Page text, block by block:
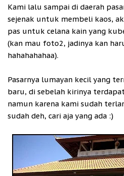
Kami lalu sampai di daerah
sejenak untuk membeli kaos,
pas untuk celana kain yang
(kan mau foto2, jadinya kan
hahahahahaa).
Pasarnya lumayan kecil yang
baru, di sebelah kirinya
namun karena kami sudah
sudah deh, cari aja yang ada :)